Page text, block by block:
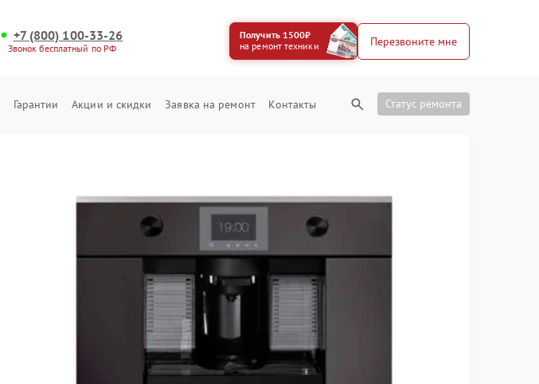
+7 (800) 100-33-26
Звонок бесплатный по РФ
Получить 1500₽
на ремонт техники
Перезвоните мне
Гарантии Акции и скидки Заявка на ремонт Контакты Статус ремонта